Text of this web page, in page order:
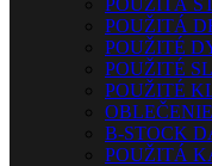
POUŽITÁ
POUŽITÁ
POUŽITÉ
POUŽITÉ
POUŽITÉ
B-STOCK
POUŽITÁ